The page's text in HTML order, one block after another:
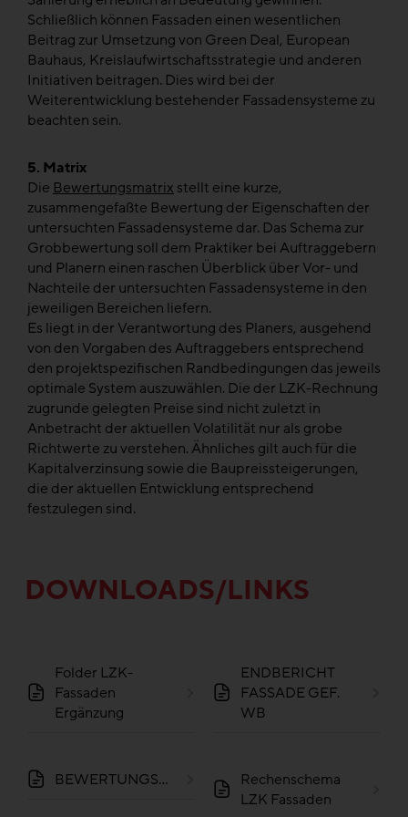
Schließlich können Fassaden einen wesentlichen
Beitrag zur Umsetzung von Green Deal, European
Bauhaus, Kreislaufwirtschaftsstrategie und anderen
Initiativen beitragen. Dies wird bei der
Weiterentwicklung bestehender Fassadensysteme zu
beachten sein.
5. Matrix
DieBewertungsmatrixstellt eine kurze,
zusammengefaßte Bewertung der Eigenschaften der
untersuchten Fassadensysteme dar. Das Schema zur
Grobbewertung soll dem Praktiker bei Auftraggebern
und Planern einen raschen Überblick über Vor- und
Nachteile der untersuchten Fassadensysteme in den
jeweiligen Bereichen liefern.
Es liegt in der Verantwortung des Planers, ausgehend
von den Vorgaben des Auftraggebers entsprechend
den projektspezifischen Randbedingungen das jeweils
optimale System auszuwählen. Die der LZK-Rechnung
zugrunde gelegten Preise sind nicht zuletzt in
Anbetracht der aktuellen Volatilität nur als grobe
Richtwerte zu verstehen. Ähnliches gilt auch für die
Kapitalverzinsung sowie die Baupreissteigerungen,
die der aktuellen Entwicklung entsprechend
festzulegen sind.
DOWNLOADS/LINKS
Folder LZK-
Fassaden
Ergänzung
ENDBERICHT
FASSADE GEF.
WB
BEWERTUNGSMATRIX
Rechenschema
LZK Fassaden